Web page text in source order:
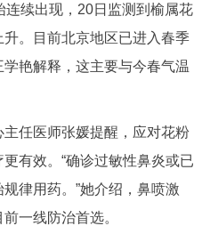
服务 投资项目
政务
连续出现，20日监测到榆属花
。目前北京地区已进入春季
艳解释，这主要与今春气温
任医师张媛提醒，应对花粉
有效。“确诊过敏性鼻炎或已
律用药。”她介绍，鼻喷激
一线防治首选。